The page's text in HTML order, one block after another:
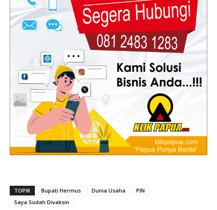
TOPIK Bupati Hermus Dunia Usaha
PIN
Saya Sudah Divaksin